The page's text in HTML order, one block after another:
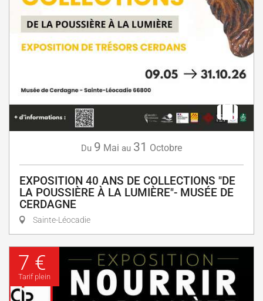
Du 9 Mai au 31 Octobre
EXPOSITION 40 ANS DE COLLECTIONS "DE
LA POUSSIÈRE À LA LUMIÈRE"- MUSÉE DE
CERDAGNE
Sainte-Léocadie
7 €
Tarif plein